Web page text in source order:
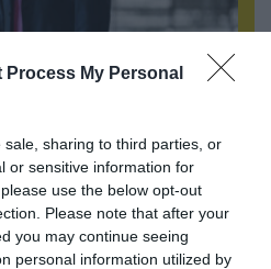
Process My Personal
sharing to third parties, or
or sensitive information for
use the below opt-out
Please note that after your
you may continue seeing
personal information utilized by
στις χώρες του Κόλπου:
αλλιώς θα σας